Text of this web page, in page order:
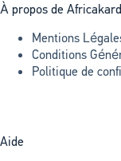
À propos de Africakard
Mentions
Conditions
Politique de
Aide